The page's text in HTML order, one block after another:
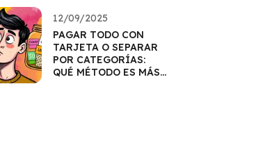
12/09/2025
PAGAR TODO CON
TARJETA O SEPARAR
POR CATEGORÍAS:
QUÉ MÉTODO ES MÁS